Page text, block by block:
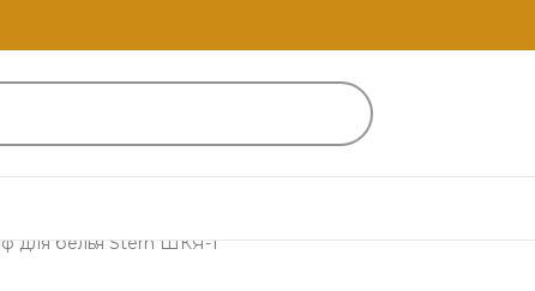
для белья Stern ШКЯ-1